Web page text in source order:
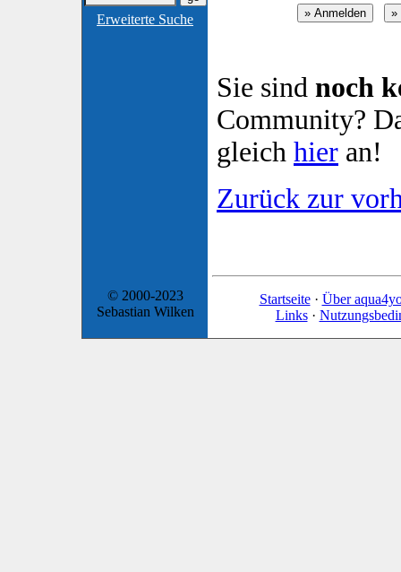
Erweiterte Suche
Sie sind noch
Community?
gleich hier an!
Zurück zur
© 2000-2023
Sebastian Wilken
Startseite· Über
Links·